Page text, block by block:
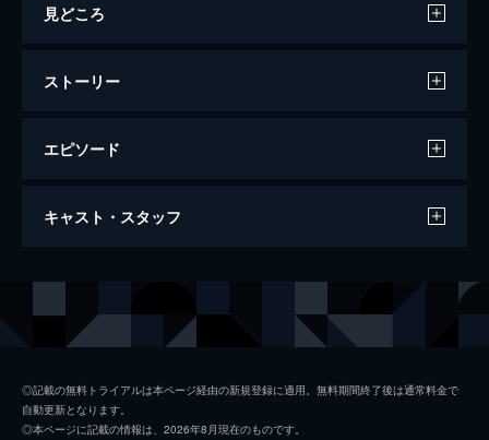
見どころ
ストーリー
エピソード
由宇子の天秤
キャスト・スタッフ
小畑萌 河合優実
◎記載の無料トライアルは本ページ経由の新規登録に適用。無料期間終了後は通常料金で
自動更新となります。
◎本ページに記載の情報は、2026年8月現在のものです。